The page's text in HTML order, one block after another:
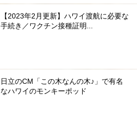
【2023年2月更新】ハワイ渡航に必要な
手続き／ワクチン接種証明...
日立のCM「この木なんの木♪」で有名
なハワイのモンキーポッド